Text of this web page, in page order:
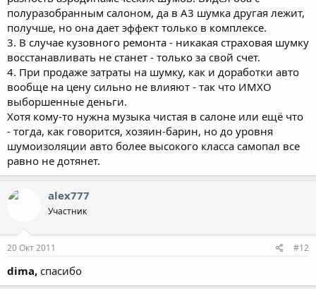
полуразобранным салоном, да в А3 шумка другая лежит,
получше, но она дает эффект только в комплексе.
3. В случае кузовного ремонта - никакая страховая шумку
восстанавливать не станет - только за свой счет.
4. При продаже затраты на шумку, как и доработки авто
вообще на цену сильно не влияют - так что ИМХО
выборшенные деньги.
Хотя кому-то нужна музыка чистая в салоне или ещё что
- тогда, как говорится, хозяин-барин, но до уровня
шумоизоляции авто более высокого класса самопал все
равно не дотянет.
alex777
Участник
20 Окт 2011 #12
dima, спасибо